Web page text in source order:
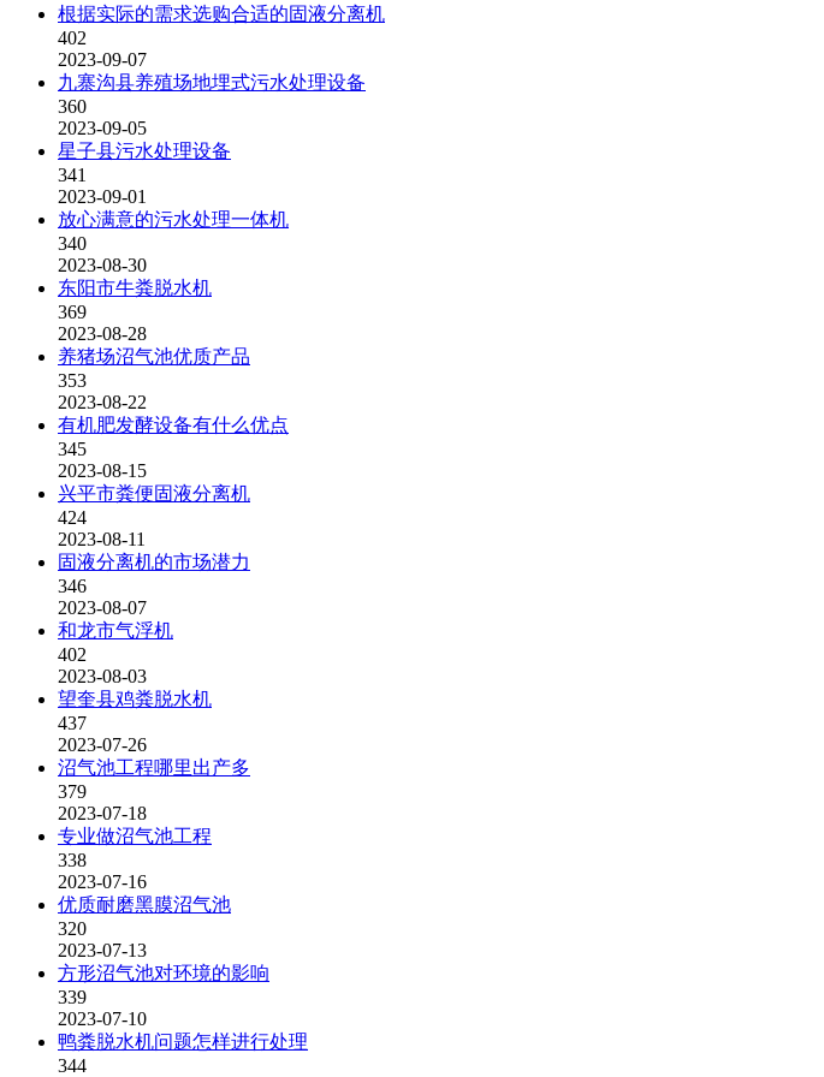
根据实际的需求选购合适的固液分离机
402
2023-09-07
九寨沟县养殖场地埋式污水处理设备
360
2023-09-05
星子县污水处理设备
341
2023-09-01
放心满意的污水处理一体机
340
2023-08-30
东阳市牛粪脱水机
369
2023-08-28
养猪场沼气池优质产品
353
2023-08-22
有机肥发酵设备有什么优点
345
2023-08-15
兴平市粪便固液分离机
424
2023-08-11
固液分离机的市场潜力
346
2023-08-07
和龙市气浮机
402
2023-08-03
望奎县鸡粪脱水机
437
2023-07-26
沼气池工程哪里出产多
379
2023-07-18
专业做沼气池工程
338
2023-07-16
优质耐磨黑膜沼气池
320
2023-07-13
方形沼气池对环境的影响
339
2023-07-10
鸭粪脱水机问题怎样进行处理
344